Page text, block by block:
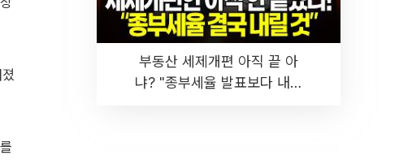
부동산 세제개편 아직 끝 아
냐? "종부세율 발표보다 내릴